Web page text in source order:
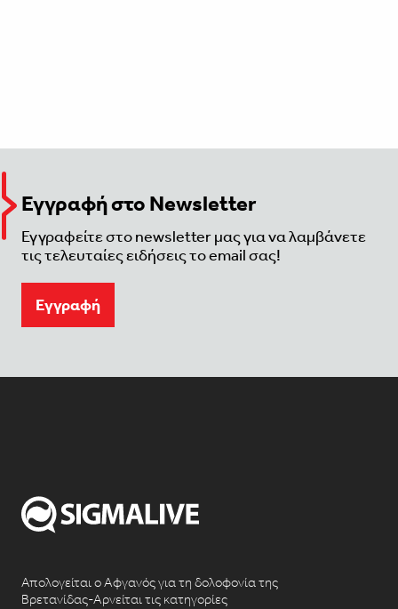
Εγγραφή στο Newsletter
Εγγραφείτε στο newsletter μας για να λαμβάνετε
τις τελευταίες ειδήσεις το email σας!
Eγγραφή
Απολογείται ο Αφγανός για τη δολοφονία της
Βρετανίδας-Αρνείται τις κατηγορίες